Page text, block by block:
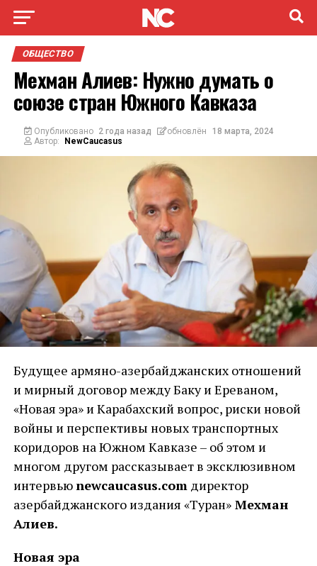
ОБЩЕСТВО
Мехман Алиев: Нужно думать о
союзе стран Южного Кавказа
Опубликовано 2 года назад обновлён
18 марта, 2024
Автор:
NewCaucasus
Будущее армяно-азербайджанских отношений
и мирный договор между Баку и Ереваном,
«Новая эра» и Карабахский вопрос, риски новой
войны и перспективы новых транспортных
коридоров на Южном Кавказе – об этом и
многом другом рассказывает в эксклюзивном
интервьюnewcaucasus.com директор
азербайджанского издания «Туран»Мехман
Алиев.
Новая эра